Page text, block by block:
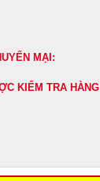
MẠI:
KIỂM TRA HÀNG